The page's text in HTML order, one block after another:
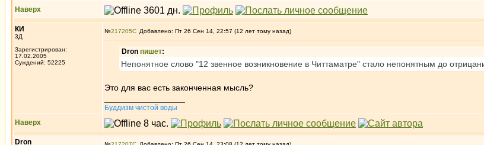
Наверх
КИ
3Д
Зарегистрирован:
17.02.2005
Суждений: 52225
№217205 Добавлено: Пт 26 Сен 14, 22:57 (12 лет тому назад)
Dron пишет:
Непонятное слово "12 звенное возникновение в Читтаматре" стало непонятным до
Это для вас есть законченная мысль?
Буддизм чистой воды
Наверх
Dron